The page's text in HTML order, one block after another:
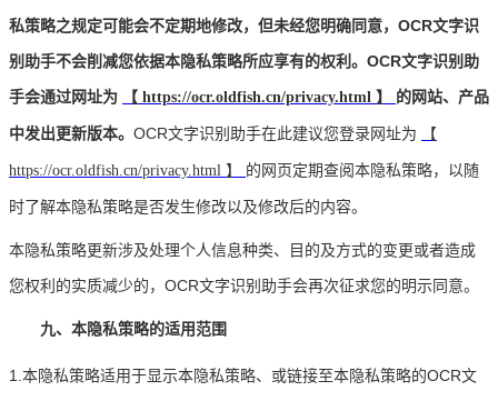
私策略之规定可能会不定期地修改，但未经您明确同意，OCR文字识
别助手不会削减您依据本隐私策略所应享有的权利。OCR文字识别助
手会通过网址为
【 https://ocr.oldfish.cn/privacy.html 】 的网站、产品
中发出更新版本。 OCR文字识别助手在此建议您登录网址为 【
https://ocr.oldfish.cn/privacy.html 】 的网页定期查阅本隐私策略，以随
时了解本隐私策略是否发生修改以及修改后的内容。
本隐私策略更新涉及处理个人信息种类、目的及方式的变更或者造成
您权利的实质减少的，OCR文字识别助手会再次征求您的明示同意。
九、本隐私策略的适用范围
1.本隐私策略适用于显示本隐私策略、或链接至本隐私策略的OCR文